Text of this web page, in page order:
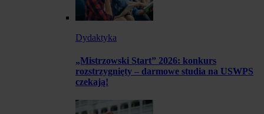
Dydaktyka
„Mistrzowski Start” 2026: konkurs
rozstrzygnięty – darmowe studia na USWPS
czekają!